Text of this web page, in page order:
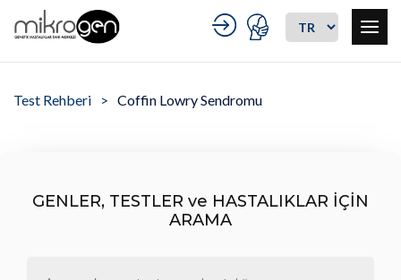
Test Rehberi Coffin Lowry Sendromu
GENLER, TESTLER ve HASTALIKLAR İÇİN
ARAMA